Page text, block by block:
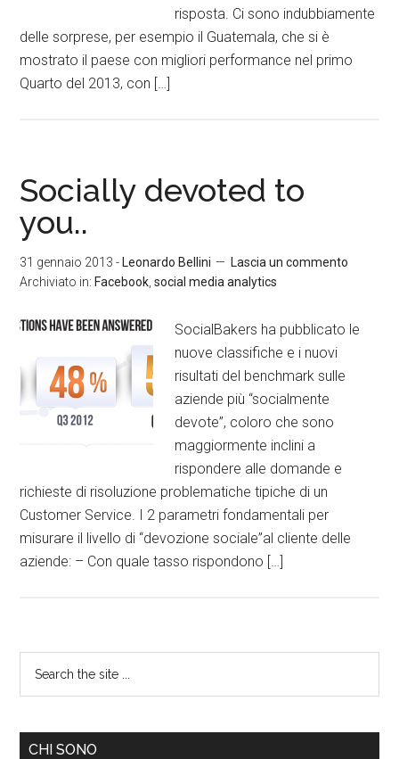
risposta. Ci sono indubbiamente
delle sorprese, per esempio il Guatemala, che si è
mostrato il paese con migliori performance nel primo
Quarto del 2013, con […]
Socially devoted to
you..
31 gennaio 2013 - Leonardo Bellini
Lascia un commento
Archiviato in: Facebook ,social media analytics
SocialBakers ha pubblicato le
nuove classifiche e i nuovi
risultati del benchmark sulle
aziende più “socialmente
devote”, coloro che sono
maggiormente inclini a
rispondere alle domande e
richieste di risoluzione problematiche tipiche di un
Customer Service. I 2 parametri fondamentali per
misurare il livello di “devozione sociale”al cliente delle
aziende: – Con quale tasso rispondono […]
CHI SONO